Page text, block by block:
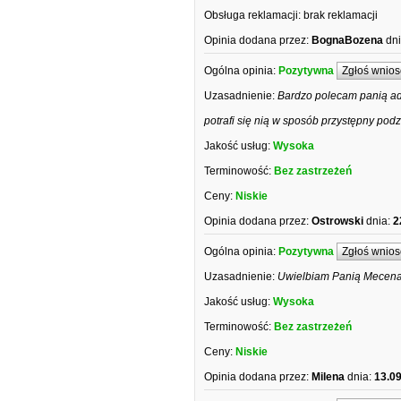
Obsługa reklamacji: brak reklamacji
Opinia dodana przez: BognaBozena
Ogólna opinia: Pozytywna Zgłoś
Uzasadnienie: Bardzo polecam panią
potrafi się nią w sposób przystępny
Jakość usług: Wysoka
Terminowość: Bez zastrzeżeń
Ceny: Niskie
Opinia dodana przez: Ostrowski dnia:
Ogólna opinia: Pozytywna Zgłoś
Uzasadnienie: Uwielbiam Panią
Jakość usług: Wysoka
Terminowość: Bez zastrzeżeń
Ceny: Niskie
Opinia dodana przez: Milena dnia: